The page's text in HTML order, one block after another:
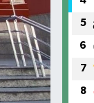
5
6
7
8